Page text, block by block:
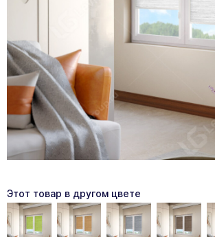
Этот товар в другом цвете